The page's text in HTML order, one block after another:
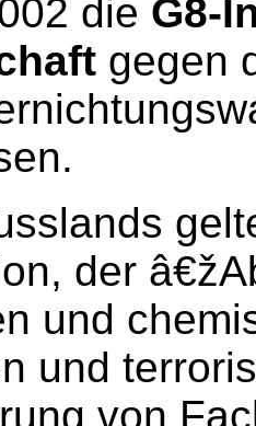
die G8-
gegen
der
und
und
von